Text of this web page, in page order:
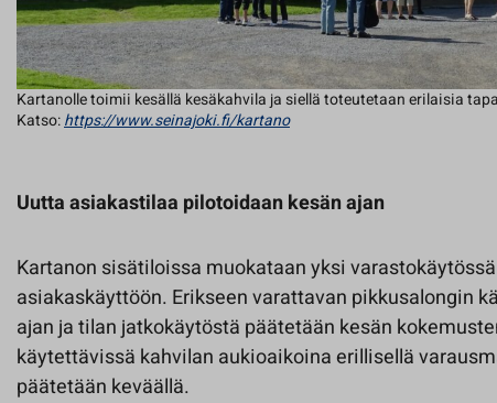
Kartanolle toimii kesällä kesäkahvila ja siellä toteutetaan erilaisia
Katso:https://www.seinajoki.fi/kartano
Uutta asiakastilaa pilotoidaan kesän ajan
Kartanon sisätiloissa muokataan yksi
asiakaskäyttöön. Erikseen varattavan pikkusalongin
ajan ja tilan jatkokäytöstä päätetään kesän
käytettävissä kahvilan aukioaikoina erillisellä
päätetään keväällä.